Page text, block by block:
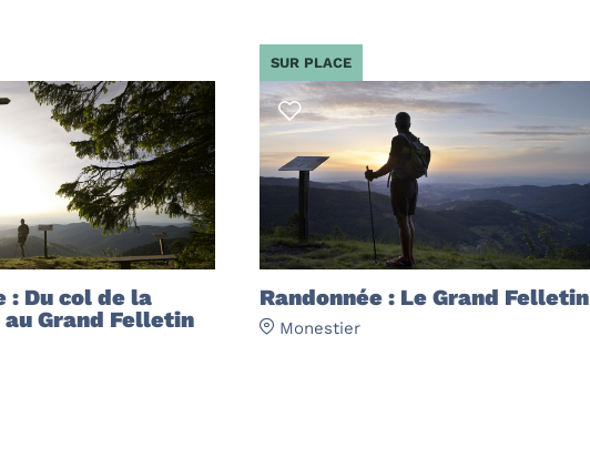
: Du col de la
au Grand Felletin
Randonnée : Le Grand Felletin
Monestier
SUR PLACE